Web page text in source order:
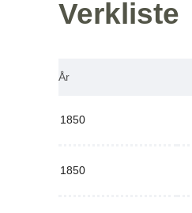
Verkliste
År
1850
1850